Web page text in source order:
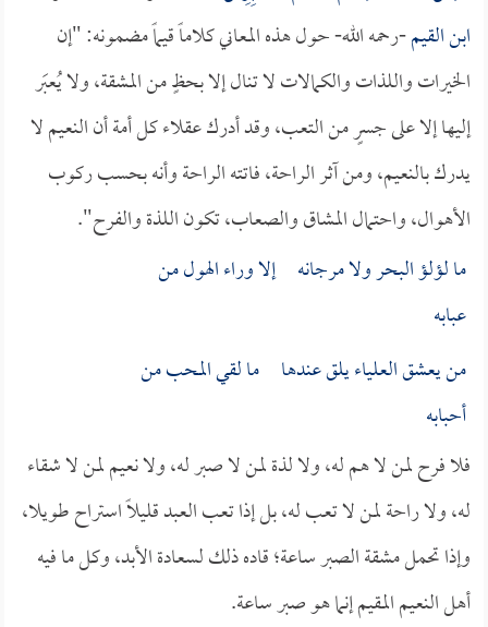
ابن القيم-رحمه الله- حول هذه المعاني كلاماً قيماً مضمونه: "إن
الخيرات واللذات والكمالات لا تنال إلا بحظٍ من المشقة، ولا يُعبَر
إليها إلا على جسرٍ من التعب، وقد أدرك عقلاء كل أمة أن النعيم لا
يدرك بالنعيم، ومن آثر الراحة، فاتته الراحة وأنه بحسب ركوب
الأهوال، واحتمال المشاق والصعاب، تكون اللذة والفرح".
ما لؤلؤ البحر ولا مرجانه إلا وراء الهول من
عبابه
من يعشق العلياء يلق عندها ما لقي المحب من
أحبابه
فلا فرح لمن لا هم له، ولا لذة لمن لا صبر له، ولا نعيم لمن لا شقاء
له، ولا راحة لمن لا تعب له، بل إذا تعب العبد قليلاً استراح طويلا،
وإذا تحمل مشقة الصبر ساعة؛ قاده ذلك لسعادة الأبد، وكل ما فيه
أهل النعيم المقيم إنما هو صبر ساعة.